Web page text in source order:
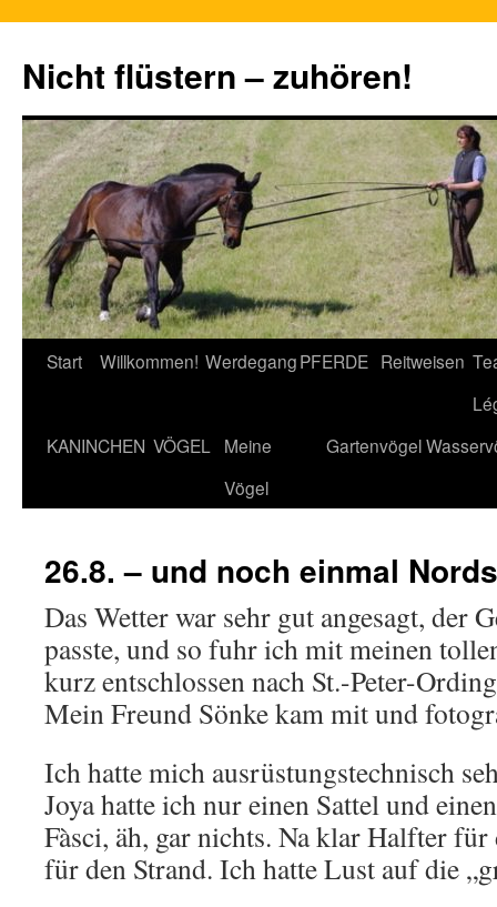
Nicht flüstern – zuhören!
Zum
springen
Start Willkommen! WerdegangPFERDE Reitweisen
KANINCHEN VÖGEL
Meine
Vögel
Gartenvögel
26.8. – und noch einmal
Das Wetter war sehr gut angesagt, der
passte, und so fuhr ich mit meinen
kurz entschlossen nach St.-Peter-
Mein Freund Sönke kam mit und
Ich hatte mich ausrüstungstechnisch
Joya hatte ich nur einen Sattel und
Fàsci, äh, gar nichts. Na klar Halfter
für den Strand. Ich hatte Lust auf die